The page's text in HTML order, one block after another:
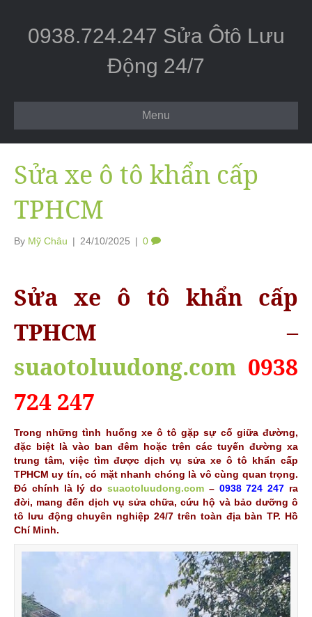
0938.724.247 Sửa Ôtô Lưu
Động 24/7
Menu
Sửa xe ô tô khẩn cấp
TPHCM
By Mỹ Châu | 24/10/2025 | 0
Sửa xe ô tô khẩn cấp
TPHCM –
suaotoluudong.com 0938
724 247
Trong những tình huống xe ô tô gặp sự cố giữa đường,
đặc biệt là vào ban đêm hoặc trên các tuyến đường xa
trung tâm, việc tìm được dịch vụ sửa xe ô tô khẩn cấp
TPHCM uy tín, có mặt nhanh chóng là vô cùng quan trọng.
Đó chính là lý do suaotoluudong.com – 0938 724 247 ra
đời, mang đến dịch vụ sửa chữa, cứu hộ và bảo dưỡng ô
tô lưu động chuyên nghiệp 24/7 trên toàn địa bàn TP. Hồ
Chí Minh.